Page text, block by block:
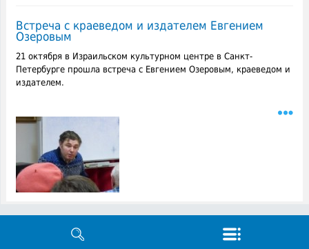
Встреча с краеведом и издателем Евгением
Озеровым
21 октября в Израильском культурном центре в Санкт-
Петербурге прошла встреча с Евгением Озеровым, краеведом и
издателем.